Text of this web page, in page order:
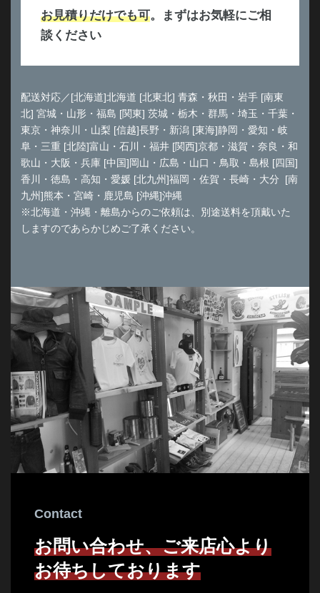
お見積りだけでも可。まずはお気軽にご相
談ください
配送対応／[北海道]北海道 [北東北] 青森・秋田・岩手 [南東
北] 宮城・山形・福島 [関東] 茨城・栃木・群馬・埼玉・千葉・
東京・神奈川・山梨 [信越]長野・新潟 [東海]静岡・愛知・岐
阜・三重 [北陸]富山・石川・福井 [関西]京都・滋賀・奈良・和
歌山・大阪・兵庫 [中国]岡山・広島・山口・鳥取・島根 [四国]
香川・徳島・高知・愛媛 [北九州]福岡・佐賀・長崎・大分 [南
九州]熊本・宮崎・鹿児島 [沖縄]沖縄
※北海道・沖縄・離島からのご依頼は、別途送料を頂戴いた
しますのであらかじめご了承ください。
Contact
お問い合わせ、ご来店心より
お待ちしております